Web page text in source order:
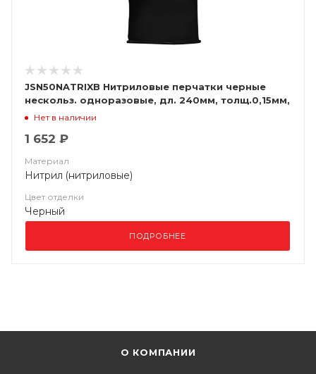
JSN50NATRIXB Нитриловые перчатки черные
нескольз. одноразовые, дл. 240мм, толщ.0,15мм,
(уп. 50 шт)
Нет в наличии
1 652 ₽
Материал
Нитрил (нитриловые)
Цвет отделки
Черный
ПОДРОБНЕЕ
О КОМПАНИИ